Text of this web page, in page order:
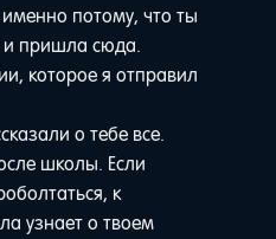
потому, что ты
и пришла сюда.
которое я отправил
о тебе все.
школы. Если
к
узнает о твоем